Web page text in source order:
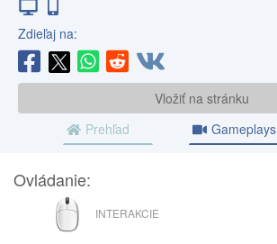
Zdieľaj na:
Vložiť na stránku
Prehľad
Gameplays
Ovládanie:
MYŠ
INTERAKCIE